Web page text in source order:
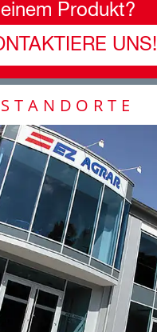
einem Produkt?
UNS!
STANDORTE